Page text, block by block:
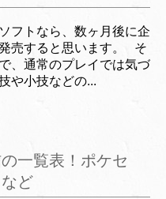
フトなら、数ヶ月後に企
売すると思います。 そ
、通常のプレイでは気づ
や小技などの...
一覧表！ポケセ
ど